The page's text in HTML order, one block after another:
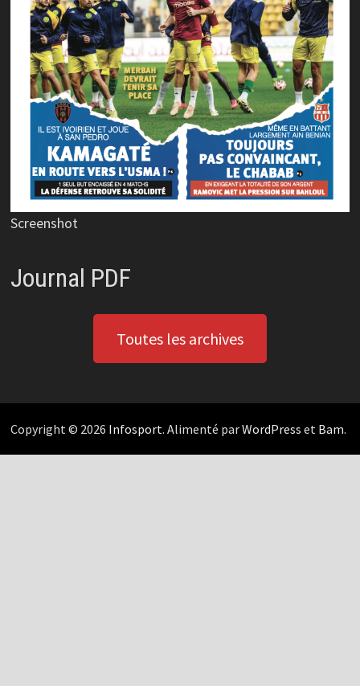
Screenshot
Journal PDF
Toutes les archives
Copyright © 2026 Infosport. Alimenté parWordPress et Bam.